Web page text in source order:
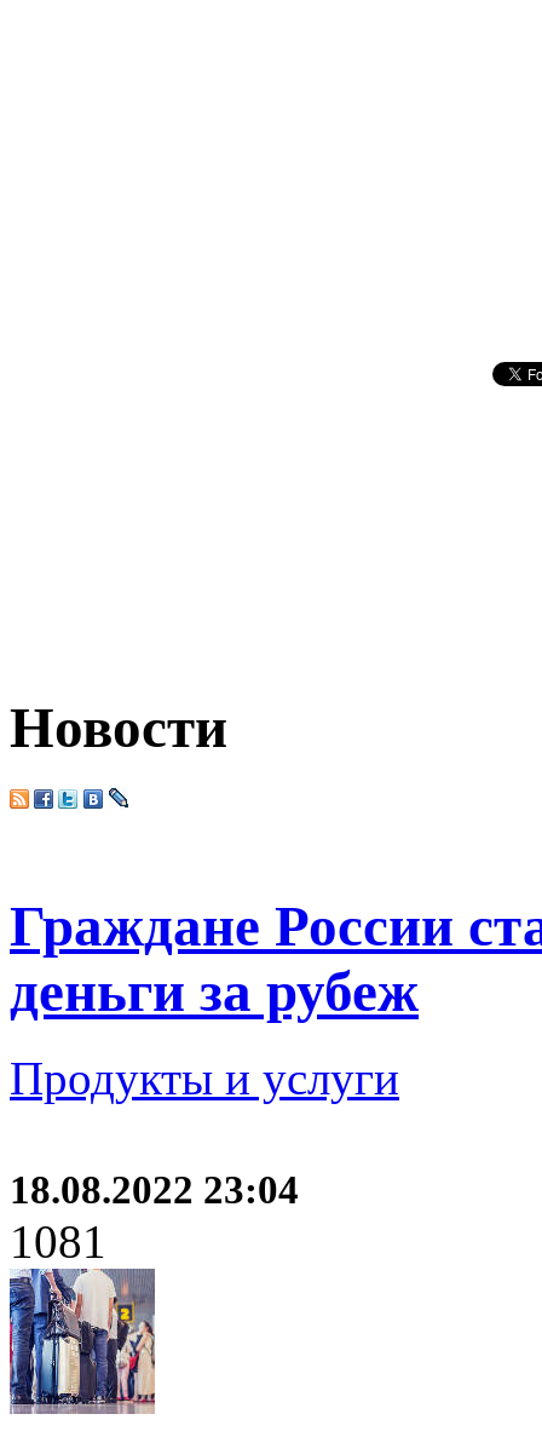
Новости
Граждане России
деньги за рубеж
Продукты и услуги
18.08.2022 23:04
1081